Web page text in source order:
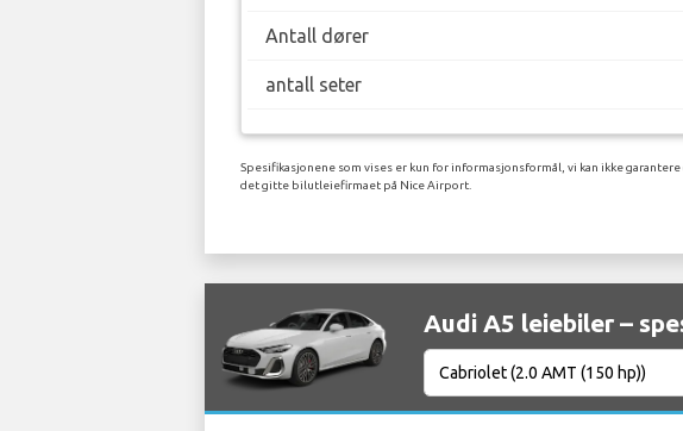
Antall dører
antall seter
Spesifikasjonene som vises er kun for informasjonsformål, vi kan ikke
det gitte bilutleiefirmaet på Nice Airport.
Audi A5 leiebiler –